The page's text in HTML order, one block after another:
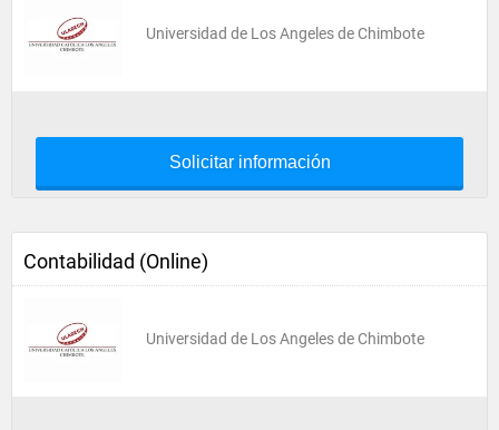
Universidad de Los Angeles de Chimbote
Solicitar información
Contabilidad (Online)
Universidad de Los Angeles de Chimbote